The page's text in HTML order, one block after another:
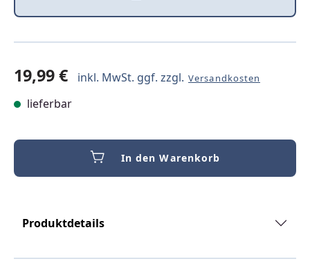
19,99 € inkl. MwSt. ggf. zzgl. Versandkosten
lieferbar
In den Warenkorb
Produktdetails